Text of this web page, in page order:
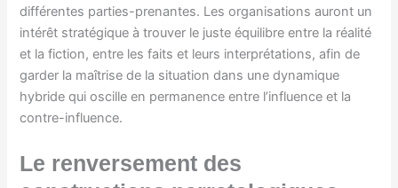
différentes parties-prenantes. Les organisations auront un
intérêt stratégique à trouver le juste équilibre entre la réalité
et la fiction, entre les faits et leurs interprétations, afin de
garder la maîtrise de la situation dans une dynamique
hybride qui oscille en permanence entre l’influence et la
contre-influence.
Le renversement des